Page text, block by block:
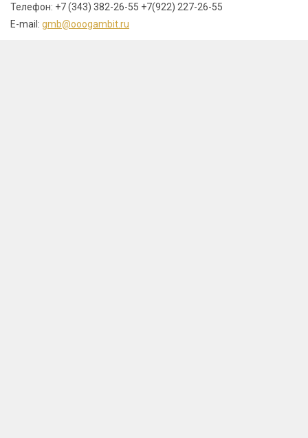
Телефон: +7 (343) 382-26-55 +7(922) 227-26-55
E-mail: gmb@ooogambit.ru